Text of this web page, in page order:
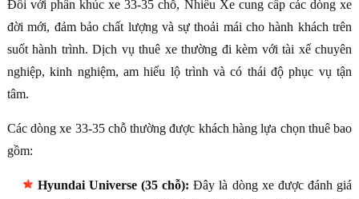
Đối với phân khúc xe 33-35 chỗ, Nhiều Xe cung cấp các dòng xe
đời mới, đảm bảo chất lượng và sự thoải mái cho hành khách trên
suốt hành trình. Dịch vụ thuê xe thường đi kèm với tài xế chuyên
nghiệp, kinh nghiệm, am hiểu lộ trình và có thái độ phục vụ tận
tâm.
Các dòng xe 33-35 chỗ thường được khách hàng lựa chọn thuê bao
gồm:
Hyundai Universe (35 chỗ): Đây là dòng xe được đánh giá